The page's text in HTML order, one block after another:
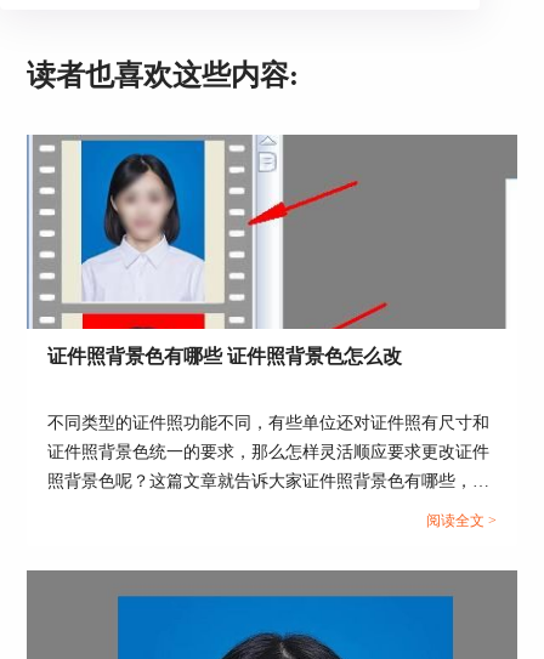
证照之星可以将便装照片替换成符合要求的证件照
服装照片，想‘穿’什么就选什么，证件照服装模板
任由你选择满意的服装。
读者也喜欢这些内容:
证件照背景色有哪些 证件照背景色怎么改
不同类型的证件照功能不同，有些单位还对证件照有尺寸和
证件照背景色统一的要求，那么怎样灵活顺应要求更改证件
照背景色呢？这篇文章就告诉大家证件照背景色有哪些，证
阅读全文 >